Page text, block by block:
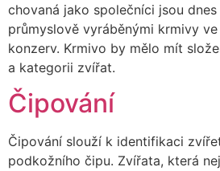
chovaná jako společníci jsou
průmyslově vyráběnými krmivy
konzerv. Krmivo by mělo mít
a kategorii zvířat.
Čipování
Čipování slouží k identifikaci
podkožního čipu. Zvířata, která